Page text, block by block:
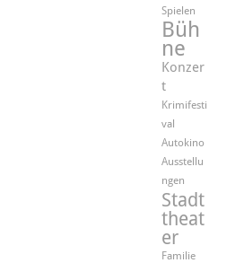
Spielen
Büh
ne
Konzer
t
Krimifesti
val
Autokino
Ausstellu
ngen
Stadt
theat
er
Familie